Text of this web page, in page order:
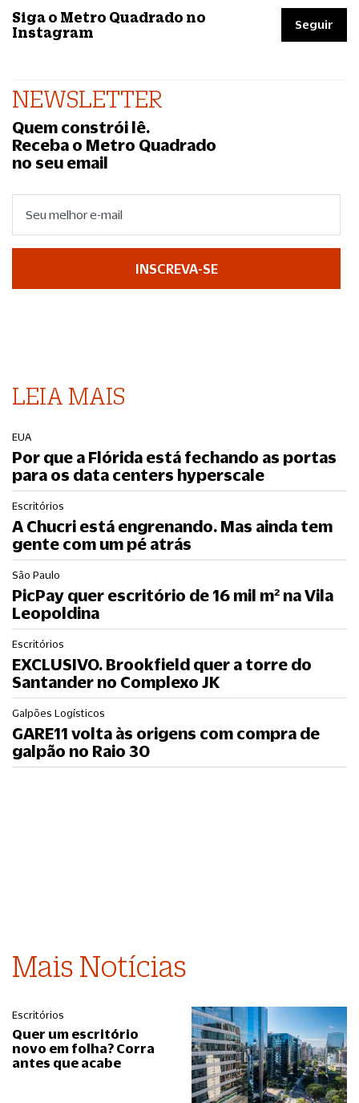
Siga o Metro Quadrado no
Instagram
Seguir
NEWSLETTER
Quem constrói lê.
Receba o Metro Quadrado
no seu email
INSCREVA-SE
LEIA MAIS
EUA
Por que a Flórida está fechando as portas
para os data centers hyperscale
Escritórios
A Chucri está engrenando. Mas ainda tem
gente com um pé atrás
São Paulo
PicPay quer escritório de 16 mil m² na Vila
Leopoldina
Escritórios
EXCLUSIVO. Brookfield quer a torre do
Santander no Complexo JK
Galpões Logísticos
GARE11 volta às origens com compra de
galpão no Raio 30
Mais Notícias
Escritórios
Quer um escritório
novo em folha? Corra
antes que acabe